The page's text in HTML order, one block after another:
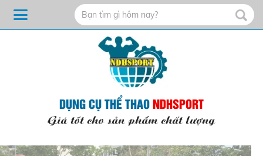
DỤNG CỤ THỂ THAONDHSPORT
Giá tốt cho sản phẩm chất lượng